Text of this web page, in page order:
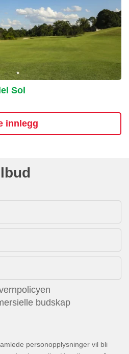
Sol
innlegg
budskap
personopplysninger vil bli